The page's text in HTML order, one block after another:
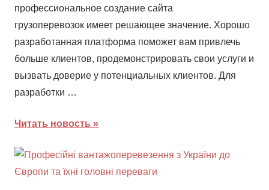
профессиональное создание сайта
грузоперевозок имеет решающее значение. Хорошо
разработанная платформа поможет вам привлечь
больше клиентов, продемонстрировать свои услуги и
вызвать доверие у потенциальных клиентов. Для
разработки …
Читать новость